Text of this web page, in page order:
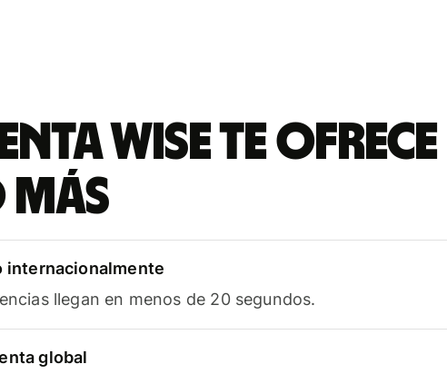
Wise te ofrece
más
internacionalmente
llegan en menos de 20 segundos.
global